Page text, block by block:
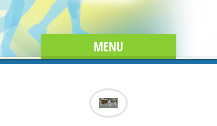
MENU